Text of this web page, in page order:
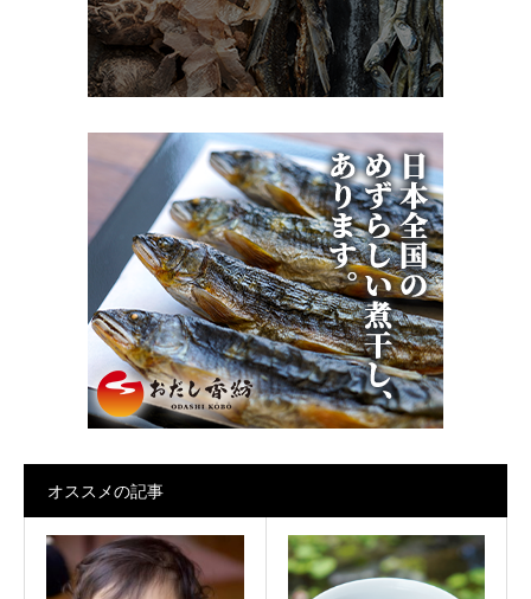
オススメの記事